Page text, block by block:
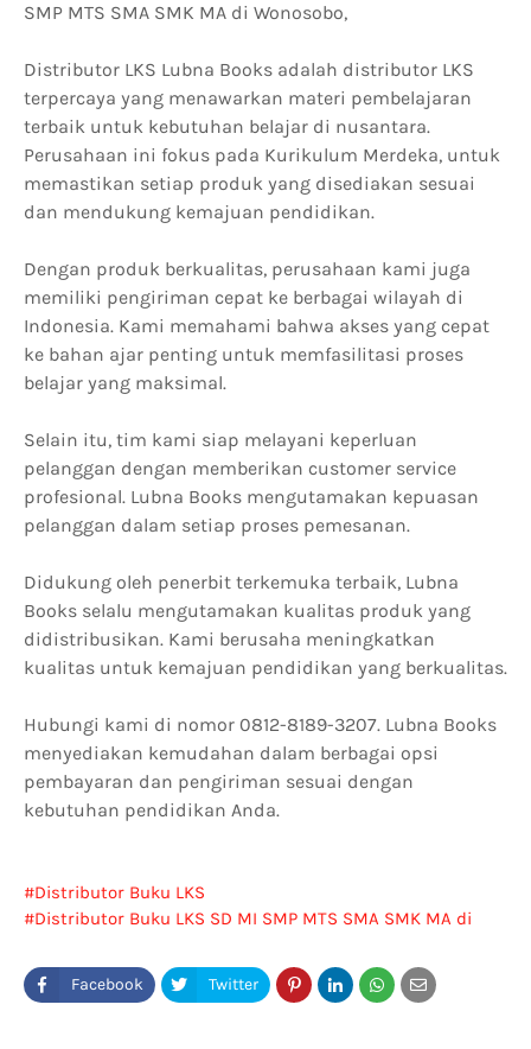
SMP MTS SMA SMK MA di Wonosobo,
Distributor LKS Lubna Books adalah distributor LKS
terpercaya yang menawarkan materi pembelajaran
terbaik untuk kebutuhan belajar di nusantara.
Perusahaan ini fokus pada Kurikulum Merdeka, untuk
memastikan setiap produk yang disediakan sesuai
dan mendukung kemajuan pendidikan.
Dengan produk berkualitas, perusahaan kami juga
memiliki pengiriman cepat ke berbagai wilayah di
Indonesia. Kami memahami bahwa akses yang cepat
ke bahan ajar penting untuk memfasilitasi proses
belajar yang maksimal.
Selain itu, tim kami siap melayani keperluan
pelanggan dengan memberikan customer service
profesional. Lubna Books mengutamakan kepuasan
pelanggan dalam setiap proses pemesanan.
Didukung oleh penerbit terkemuka terbaik, Lubna
Books selalu mengutamakan kualitas produk yang
didistribusikan. Kami berusaha meningkatkan
kualitas untuk kemajuan pendidikan yang berkualitas.
Hubungi kami di nomor 0812-8189-3207. Lubna Books
menyediakan kemudahan dalam berbagai opsi
pembayaran dan pengiriman sesuai dengan
kebutuhan pendidikan Anda.
Distributor Buku LKS
Distributor Buku LKS SD MI SMP MTS SMA SMK MA di